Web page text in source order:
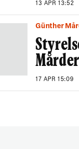
13 APR 13:52
Günther
17 APR 15:09